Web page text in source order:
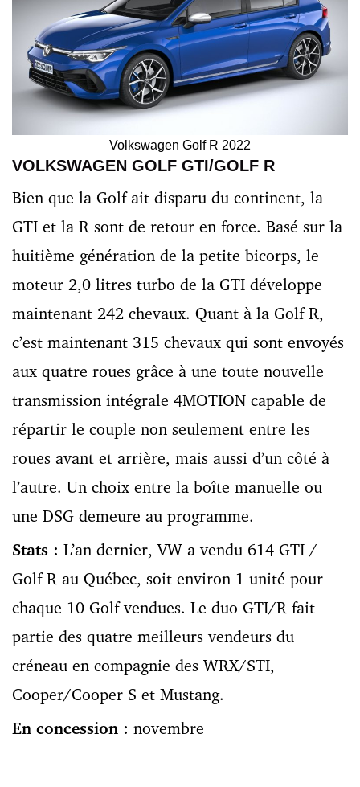
Volkswagen Golf R 2022
VOLKSWAGEN GOLF GTI/GOLF R
Bien que la Golf ait disparu du continent, la
GTI et la R sont de retour en force. Basé sur la
huitième génération de la petite bicorps, le
moteur 2,0 litres turbo de la GTI développe
maintenant 242 chevaux. Quant à la Golf R,
c’est maintenant 315 chevaux qui sont envoyés
aux quatre roues grâce à une toute nouvelle
transmission intégrale 4MOTION capable de
répartir le couple non seulement entre les
roues avant et arrière, mais aussi d’un côté à
l’autre. Un choix entre la boîte manuelle ou
une DSG demeure au programme.
Stats : L’an dernier, VW a vendu 614 GTI /
Golf R au Québec, soit environ 1 unité pour
chaque 10 Golf vendues. Le duo GTI/R fait
partie des quatre meilleurs vendeurs du
créneau en compagnie des WRX/STI,
Cooper/Cooper S et Mustang.
En concession : novembre